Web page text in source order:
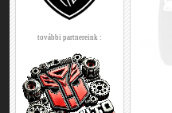
további partnereink :